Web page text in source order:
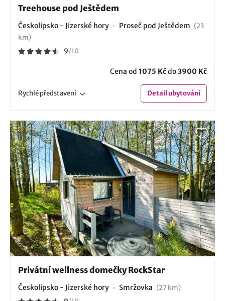
Treehouse pod Ještědem
Českolipsko - Jizerské hory Proseč pod Ještědem (23
km)
9/10
Cena od 1075 Kčdo3900 Kč
Rychlépředstavení Detailubytování
Privátní wellness domečky RockStar
Českolipsko - Jizerské hory Smržovka (27 km)